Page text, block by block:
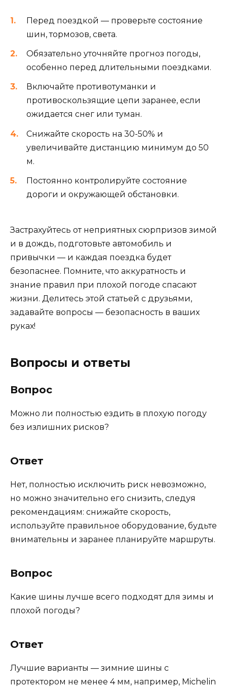
Перед поездкой — проверьте состояние
шин, тормозов, света.
Обязательно уточняйте прогноз погоды,
особенно перед длительными поездками.
Включайте противотуманки и
противоскользящие цепи заранее, если
ожидается снег или туман.
Снижайте скорость на 30-50% и
увеличивайте дистанцию минимум до 50
м.
Постоянно контролируйте состояние
дороги и окружающей обстановки.
Застрахуйтесь от неприятных сюрпризов зимой
и в дождь, подготовьте автомобиль и
привычки — и каждая поездка будет
безопаснее. Помните, что аккуратность и
знание правил при плохой погоде спасают
жизни. Делитесь этой статьей с друзьями,
задавайте вопросы — безопасность в ваших
руках!
Вопросы и ответы
Вопрос
Можно ли полностью ездить в плохую погоду
без излишних рисков?
Ответ
Нет, полностью исключить риск невозможно,
но можно значительно его снизить, следуя
рекомендациям: снижайте скорость,
используйте правильное оборудование, будьте
внимательны и заранее планируйте маршруты.
Вопрос
Какие шины лучше всего подходят для зимы и
плохой погоды?
Ответ
Лучшие варианты — зимние шины с
протектором не менее 4 мм, например, Michelin